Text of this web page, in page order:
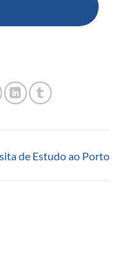
de Estudo ao Porto